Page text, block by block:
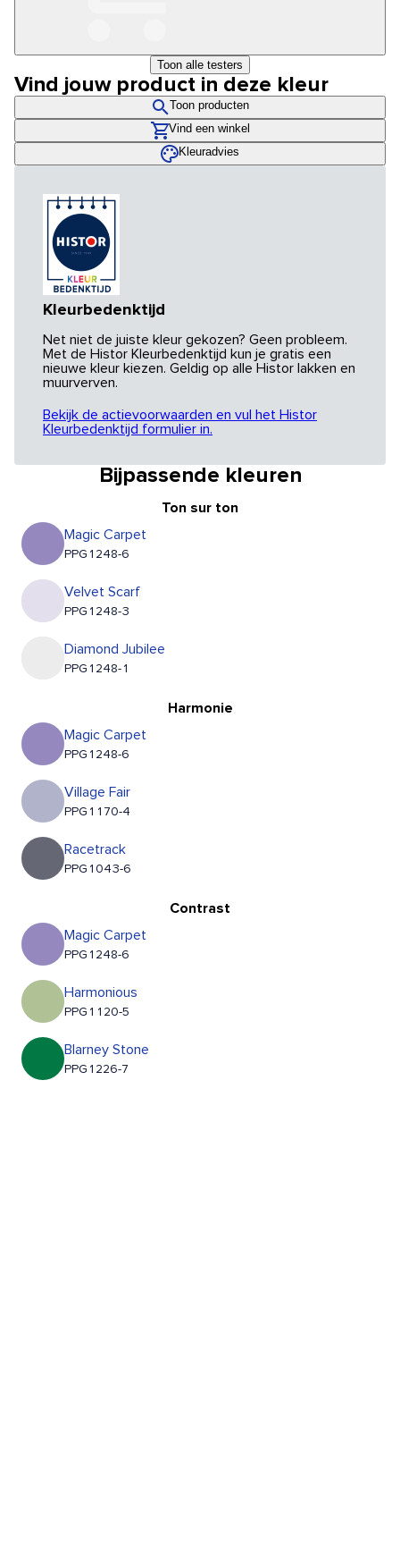
Toon alle testers
Vind jouw product in deze kleur
Toon producten
Vind een winkel
Kleuradvies
Kleurbedenktijd
Net niet de juiste kleur gekozen? Geen probleem.
Met de Histor Kleurbedenktijd kun je gratis een
nieuwe kleur kiezen. Geldig op alle Histor lakken en
muurverven.
Bekijk de actievoorwaarden en vul het Histor
Kleurbedenktijd formulier in.
Bijpassende kleuren
Ton sur ton
Magic Carpet
PPG1248-6
Velvet Scarf
PPG1248-3
Diamond Jubilee
PPG1248-1
Harmonie
Magic Carpet
PPG1248-6
Village Fair
PPG1170-4
Racetrack
PPG1043-6
Contrast
Magic Carpet
PPG1248-6
Harmonious
PPG1120-5
Blarney Stone
PPG1226-7